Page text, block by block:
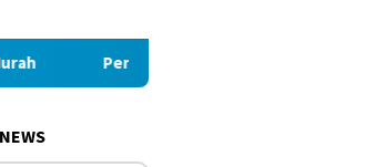
Bulog Kancab Ponorogo Pastikan Stok